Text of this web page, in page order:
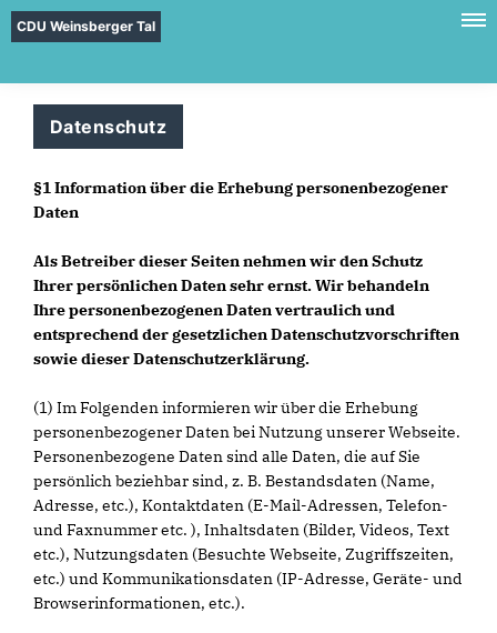
CDU Weinsberger Tal
Datenschutz
§1 Information über die Erhebung personenbezogener
Daten
Als Betreiber dieser Seiten nehmen wir den Schutz
Ihrer persönlichen Daten sehr ernst. Wir behandeln
Ihre personenbezogenen Daten vertraulich und
entsprechend der gesetzlichen Datenschutzvorschriften
sowie dieser Datenschutzerklärung.
(1) Im Folgenden informieren wir über die Erhebung
personenbezogener Daten bei Nutzung unserer Webseite.
Personenbezogene Daten sind alle Daten, die auf Sie
persönlich beziehbar sind, z. B. Bestandsdaten (Name,
Adresse, etc.), Kontaktdaten (E-Mail-Adressen, Telefon-
und Faxnummer etc. ), Inhaltsdaten (Bilder, Videos, Text
etc.), Nutzungsdaten (Besuchte Webseite, Zugriffszeiten,
etc.) und Kommunikationsdaten (IP-Adresse, Geräte- und
Browserinformationen, etc.).